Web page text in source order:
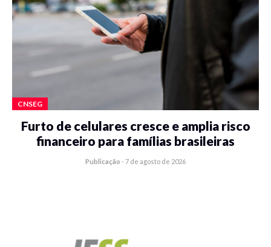
CNSEG
Furto de celulares cresce e amplia risco
financeiro para famílias brasileiras
Publicação - 7 de agosto de 2026